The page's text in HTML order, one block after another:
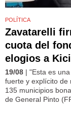
POLÍTICA
Zavatarelli
cuota del
elogios a
19/08 | "Esta es
fuerte y explícito de
135 municipios
de General Pinto